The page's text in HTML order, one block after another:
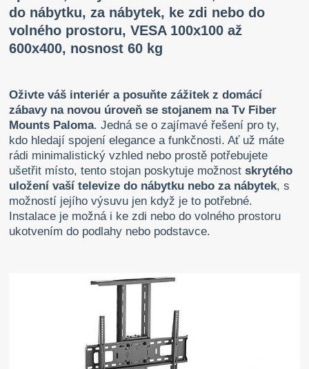
do nábytku, za nábytek, ke zdi nebo do
volného prostoru, VESA 100x100 až
600x400, nosnost 60 kg
Oživte váš interiér a posuňte zážitek z domácí
zábavy na novou úroveň se stojanem na Tv Fiber
Mounts Paloma. Jedná se o zajímavé řešení pro ty,
kdo hledají spojení elegance a funkčnosti. Ať už máte
rádi minimalistický vzhled nebo prostě potřebujete
ušetřit místo, tento stojan poskytuje možnostskrytého
uložení vaší televize do nábytku nebo za nábytek, s
možností jejího výsuvu jen když je to potřebné.
Instalace je možná i ke zdi nebo do volného prostoru
ukotvením do podlahy nebo podstavce.